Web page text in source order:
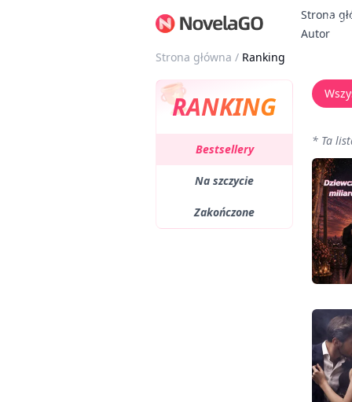
Strona
Autor
Strona główna / Ranking
RANKING
Bestsellery
Na szczycie
Zakończone
* Ta